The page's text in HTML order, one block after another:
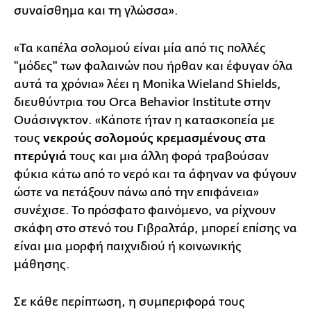
συναίσθημα και τη γλώσσα».
«Τα καπέλα σολομού είναι μία από τις πολλές
"μόδες" των φαλαινών που ήρθαν και έφυγαν όλα
αυτά τα χρόνια» λέει η Monika Wieland Shields,
διευθύντρια του Orca Behavior Institute στην
Ουάσινγκτον. «Κάποτε ήταν η κατασκοπεία με
τους νεκρούς σολομούς κρεμασμένους στα
πτερύγιά τους και μια άλλη φορά τραβούσαν
φύκια κάτω από το νερό και τα άφηναν να φύγουν
ώστε να πετάξουν πάνω από την επιφάνεια»
συνέχισε. Το πρόσφατο φαινόμενο, να ρίχνουν
σκάφη στο στενό του Γιβραλτάρ, μπορεί επίσης να
είναι μια μορφή παιχνιδιού ή κοινωνικής
μάθησης.
Σε κάθε περίπτωση, η συμπεριφορά τους